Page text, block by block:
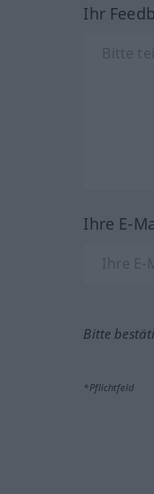
Ihr
Ihre E-
Bitte
*Pflichtfeld